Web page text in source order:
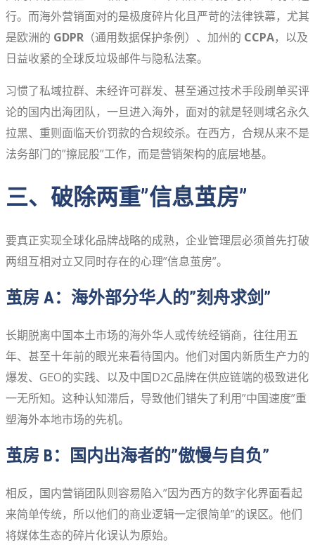
行。而海外营销面对的是极度碎片化且严苛的法律铁幕，尤其
是欧洲的 GDPR （通用数据保护条例）、加州的 CCPA，以及
日益收紧的全球反垃圾邮件与隐私法案。
习惯了私域拉群、未经许可群发、甚至通过技术手段刷单买评
论的国内出海团队，一旦进入海外，面对的就是轻则域名永久
拉黑、重则面临天价罚款的合规绞杀。在西方，合规从来不是
法务部门的”擦屁股”工作，而是营销架构的底层地基。
三、破除两重”信息茧房”
要真正实现全球化品牌战略的成熟，企业管理层必须首先打破
两组互相对立又同时存在的心理”信息茧房”。
茧房 A：海外部分华人的”刻舟求剑”
长期脱离中国本土市场的海外华人或传统经销商，往往用五
年、甚至十年前的眼光来看待国内。他们对国内新质生产力的
爆发、GEO的实践、以及中国D2C品牌在供应链端的极致进化
一无所知。这种认知滞后，导致他们错失了利用”中国速度”重
塑海外本地市场的先机。
茧房 B：国内出海者的”傲慢与自负”
相反，国内营销团队则容易陷入”因为西方的数字化界面看起
来简单传统，所以他们的商业逻辑一定很简单”的误区。他们
将媒体生态的碎片化误认为原始。